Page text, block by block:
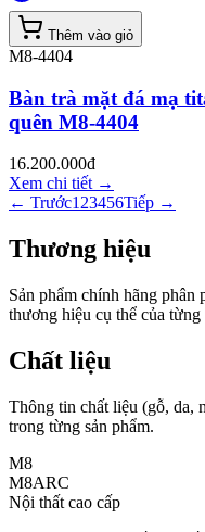
Thêm vào giỏ
M8-4404
Bàn trà mặt đá mạ
quên M8-4404
16.200.000đ
Xem chi tiết →
← Trước1 23456Tiếp →
Thương hiệu
Sản phẩm chính hãng
thương hiệu cụ thể của từng
Chất liệu
Thông tin chất liệu (gỗ, da,
trong từng sản phẩm.
M8
M8ARC
Nội thất cao cấp